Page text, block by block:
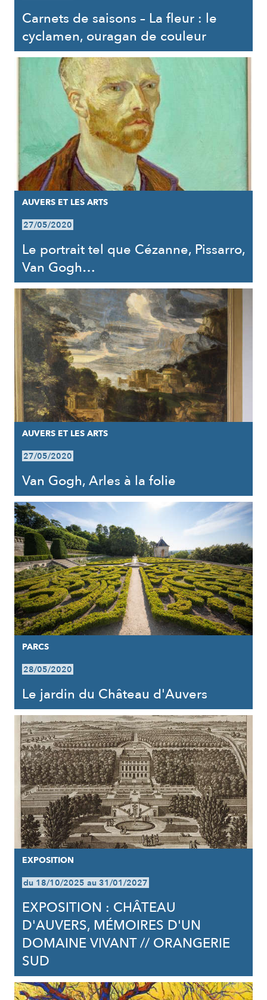
Carnets de saisons – La fleur : le
cyclamen, ouragan de couleur
AUVERS ET LES ARTS
27/05/2020
Le portrait tel que Cézanne, Pissarro,
Van Gogh…
AUVERS ET LES ARTS
27/05/2020
Van Gogh, Arles à la folie
PARCS
28/05/2020
Le jardin du Château d'Auvers
EXPOSITION
du 18/10/2025 au 31/01/2027
EXPOSITION : CHÂTEAU
D'AUVERS, MÉMOIRES D'UN
DOMAINE VIVANT // ORANGERIE
SUD